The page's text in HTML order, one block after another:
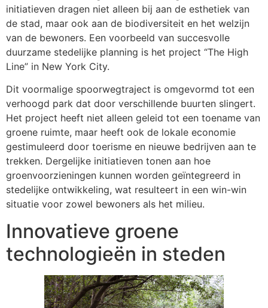
initiatieven dragen niet alleen bij aan de esthetiek van
de stad, maar ook aan de biodiversiteit en het welzijn
van de bewoners. Een voorbeeld van succesvolle
duurzame stedelijke planning is het project “The High
Line” in New York City.
Dit voormalige spoorwegtraject is omgevormd tot een
verhoogd park dat door verschillende buurten slingert.
Het project heeft niet alleen geleid tot een toename van
groene ruimte, maar heeft ook de lokale economie
gestimuleerd door toerisme en nieuwe bedrijven aan te
trekken. Dergelijke initiatieven tonen aan hoe
groenvoorzieningen kunnen worden geïntegreerd in
stedelijke ontwikkeling, wat resulteert in een win-win
situatie voor zowel bewoners als het milieu.
Innovatieve groene
technologieën in steden